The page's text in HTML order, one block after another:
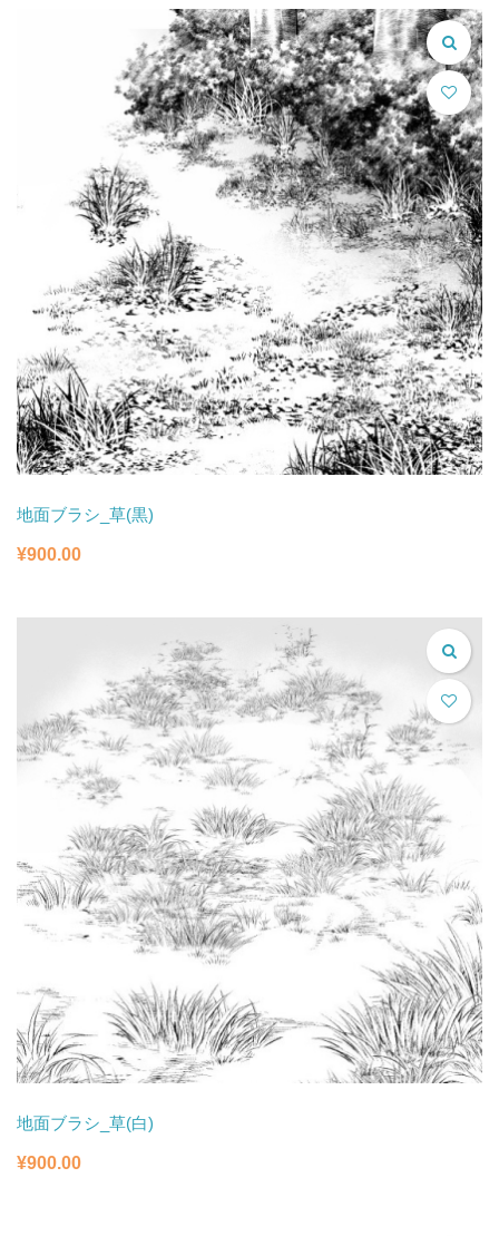
地面ブラシ_草(黒)
¥900.00
地面ブラシ_草(白)
¥900.00